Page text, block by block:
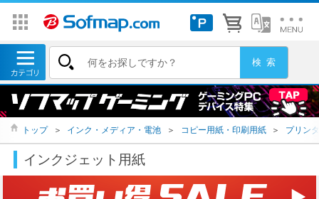
トップ ＞ インク・メディア・電池 ＞ コピー用紙・印刷用紙 ＞ プリン
インクジェット用紙